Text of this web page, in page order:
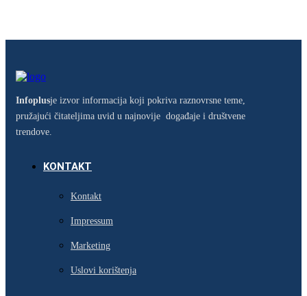
Infoplusje izvor informacija koji pokriva raznovrsne teme,
pružajući čitateljima uvid u najnovije događaje i društvene
trendove.
KONTAKT
Kontakt
Impressum
Marketing
Uslovi korištenja